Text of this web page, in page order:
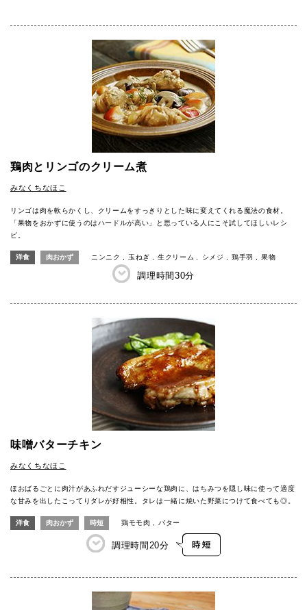
鶏肉とリンゴのクリーム煮
みなくちなほこ
リンゴは肉を軟らかくし、クリームをすっきりとした味に変えてくれる魔法の食材。
「果物をおかずに使うのはハードルが高い」と思っている人にこそ試してほしいレシ
ピ。
洋食 肉おかず ニンニク 玉ねぎ 生クリーム シメジ 鶏手羽 果物
調理時間30分
味噌バターチキン
みなくちなほこ
ほおばるごとに肉汁があふれだすジューシーな鶏肉に、はちみつを隠し味に使って適度
な甘みを出したこってりダレが好相性。タレは一緒に焼いた野菜につけて食べても◎。
洋食 肉おかず 時短 鶏モモ肉 バター
調理時間 20分